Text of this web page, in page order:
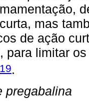
mas
de ação
para limitar
19.
pregabalina